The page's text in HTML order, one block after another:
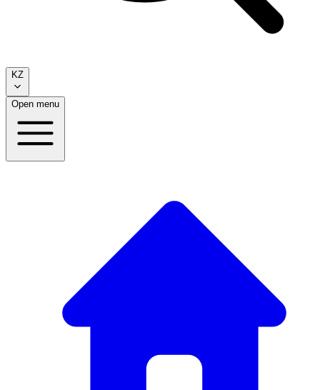
KZ
Open menu